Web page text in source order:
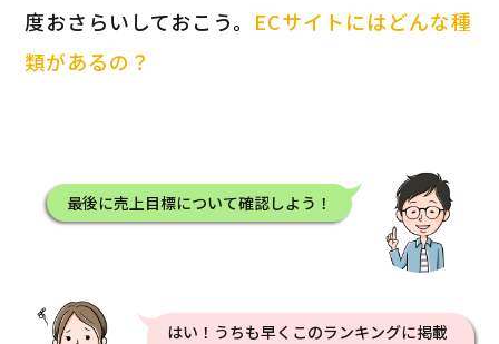
度おさらいしておこう。 ECサイトにはどんな種
類があるの？
最後に売上目標について確認しよう！
はい！うちも早くこのランキングに掲載